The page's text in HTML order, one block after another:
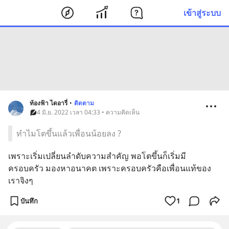
เข้าสู่ระบบ
ท้องฟ้า ไดอารี่ • ติดตาม
4 มิ.ย. 2022 เวลา 04:33 • ความคิดเห็น
ทำไมโตขึ้นแล้วเพื่อนน้อยลง ?
เพราะเริ่มเปลี่ยนลำดับความสำคัญ พอโตขึ้นก็เริ่มมี
ครอบครัว มองหาอนาคต เพราะครอบครัวคือเพื่อนแท้ของ
เราจิงๆ
บันทึก 1